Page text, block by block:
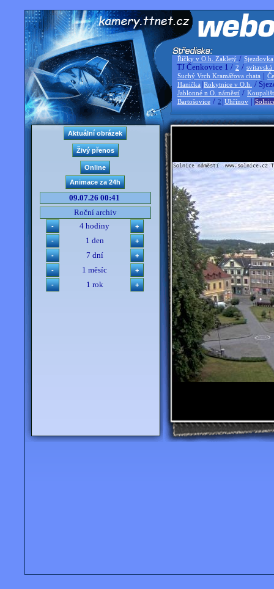
Říčky v O.h. Zakletý / Sjezdovka
TJ Čenkovice 1 / 2 / svitavská
Suchý Vrch Kramářova chata |
Hanička |Rokytnice v O.h. /
Jablonné n O. náměstí /
Bartošovice / 2 |Uhřínov |
09.07.26 00:41
Roční archiv
4 hodiny
1 den
7 dní
1 měsíc
1 rok